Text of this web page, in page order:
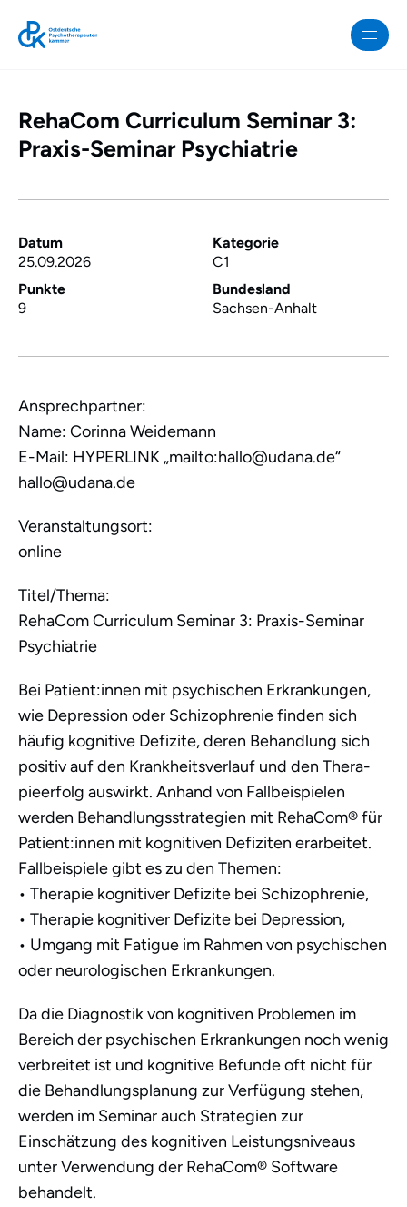
OPK
Praxis-
Seminar
Psychiatrie
RehaCom Curriculum Seminar 3:
Praxis-Seminar Psychiatrie
Datum
25.09.2026
Kategorie
C1
Punkte
9
Bundesland
Sachsen-Anhalt
Ansprechpartner:
Name: Corinna Weidemann
E-Mail: HYPERLINK „mailto:hallo@udana.de“
hallo@udana.de
Veranstaltungsort:
online
Titel/Thema:
RehaCom Curriculum Seminar 3: Praxis-Seminar
Psychiatrie
Bei Patient:innen mit psychischen Erkrankungen,
wie Depression oder Schizophrenie finden sich
häufig kognitive Defizite, deren Behandlung sich
positiv auf den Krankheitsverlauf und den Thera-
pieerfolg auswirkt. Anhand von Fallbeispielen
werden Behandlungsstrategien mit RehaCom® für
Patient:innen mit kognitiven Defiziten erarbeitet.
Fallbeispiele gibt es zu den Themen:
• Therapie kognitiver Defizite bei Schizophrenie,
• Therapie kognitiver Defizite bei Depression,
• Umgang mit Fatigue im Rahmen von psychischen
oder neurologischen Erkrankungen.
Da die Diagnostik von kognitiven Problemen im
Bereich der psychischen Erkrankungen noch wenig
verbreitet ist und kognitive Befunde oft nicht für
die Behandlungsplanung zur Verfügung stehen,
werden im Seminar auch Strategien zur
Einschätzung des kognitiven Leistungsniveaus
unter Verwendung der RehaCom® Software
behandelt.